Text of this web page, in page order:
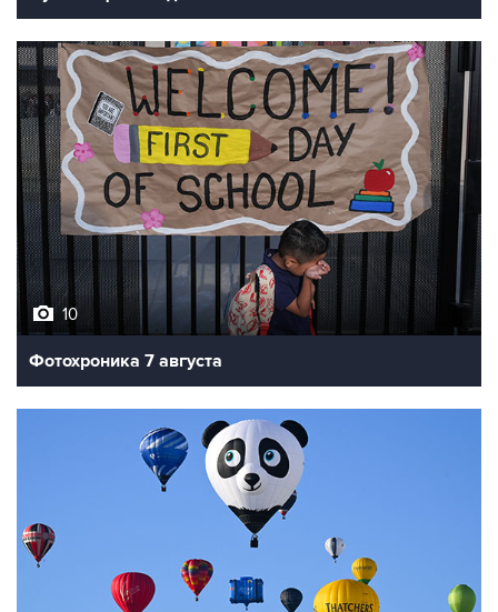
10
Фотохроника 7 августа